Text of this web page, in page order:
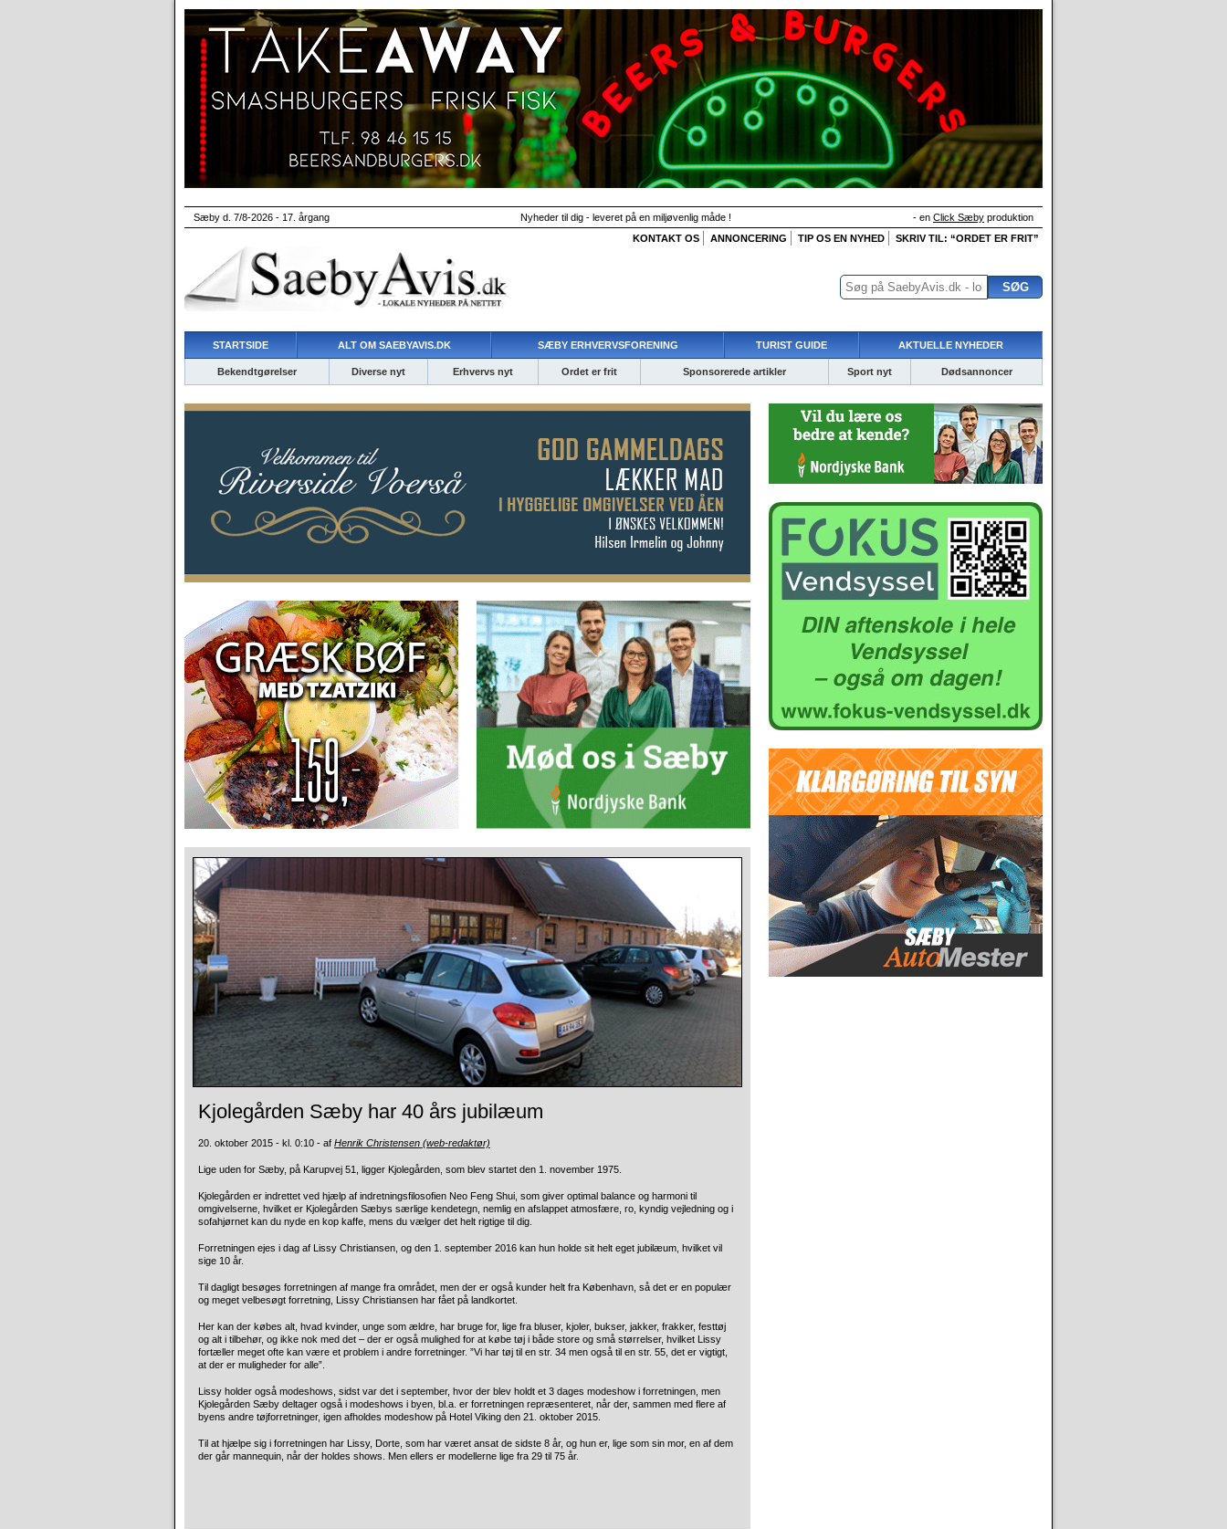
Sæby d. 7/8-2026 - 17. årgang Nyheder til dig - leveret på en miljøvenlig måde ! - en Click Sæby produktion
KONTAKT OS
ANNONCERING TIP OS EN NYHED SKRIV TIL: “ORDET ER FRIT”
STARTSIDE ALT OM SAEBYAVIS.DK SÆBY ERHVERVSFORENING TURIST GUIDE AKTUELLE NYHEDER
Bekendtgørelser Diverse nyt Erhvervs nyt Ordet er frit Sponsorerede artikler Sport nyt Dødsannoncer
Kjolegården Sæby har 40 års jubilæum
20. oktober 2015 - kl. 0:10 - af Henrik Christensen (web-redaktør)
Lige uden for Sæby, på Karupvej 51, ligger Kjolegården, som blev startet den 1. november 1975.
Kjolegården er indrettet ved hjælp af indretningsfilosofien Neo Feng Shui, som giver optimal balance og harmoni til
omgivelserne, hvilket er Kjolegården Sæbys særlige kendetegn, nemlig en afslappet atmosfære, ro, kyndig vejledning og i
sofahjørnet kan du nyde en kop kaffe, mens du vælger det helt rigtige til dig.
Forretningen ejes i dag af Lissy Christiansen, og den 1. september 2016 kan hun holde sit helt eget jubilæum, hvilket vil
sige 10 år.
Til dagligt besøges forretningen af mange fra området, men der er også kunder helt fra København, så det er en populær
og meget velbesøgt forretning, Lissy Christiansen har fået på landkortet.
Her kan der købes alt, hvad kvinder, unge som ældre, har bruge for, lige fra bluser, kjoler, bukser, jakker, frakker, festtøj
og alt i tilbehør, og ikke nok med det – der er også mulighed for at købe tøj i både store og små størrelser, hvilket Lissy
fortæller meget ofte kan være et problem i andre forretninger. ”Vi har tøj til en str. 34 men også til en str. 55, det er vigtigt,
at der er muligheder for alle”.
Lissy holder også modeshows, sidst var det i september, hvor der blev holdt et 3 dages modeshow i forretningen, men
Kjolegården Sæby deltager også i modeshows i byen, bl.a. er forretningen repræsenteret, når der, sammen med flere af
byens andre tøjforretninger, igen afholdes modeshow på Hotel Viking den 21. oktober 2015.
Til at hjælpe sig i forretningen har Lissy, Dorte, som har været ansat de sidste 8 år, og hun er, lige som sin mor, en af dem
der går mannequin, når der holdes shows. Men ellers er modellerne lige fra 29 til 75 år.